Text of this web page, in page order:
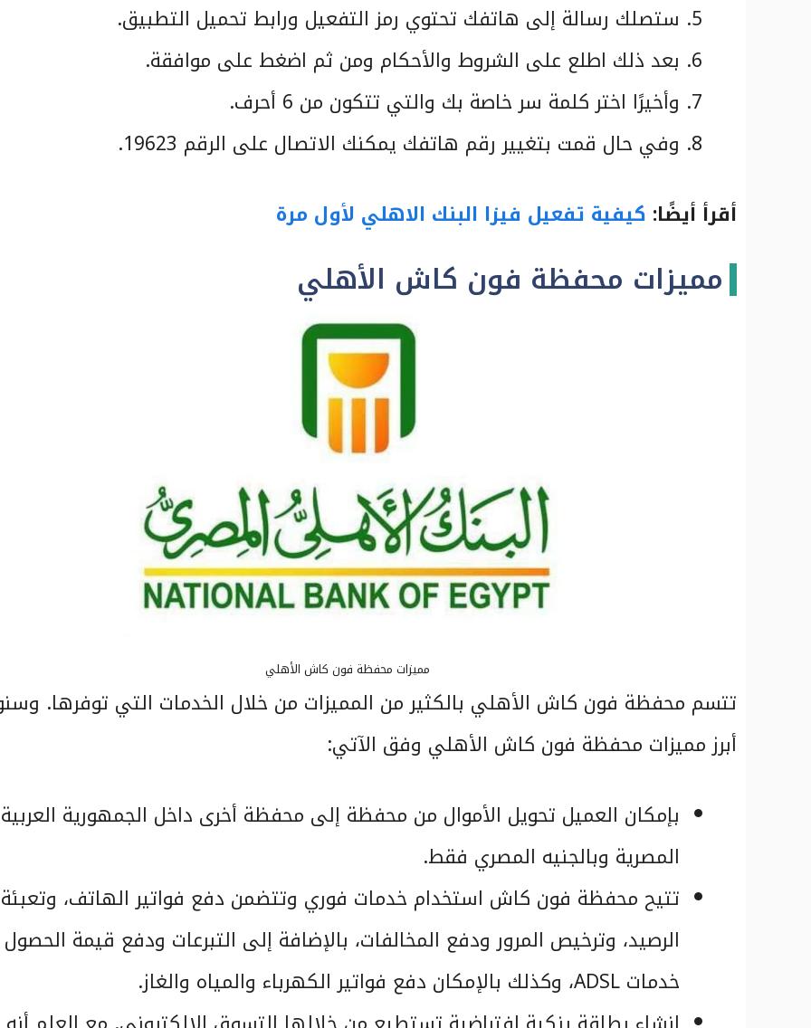
ستصلك رسالة إلى هاتفك تحتوي رمز التفعيل ورابط تحميل التطبيق.
بعد ذلك اطلع على الشروط والأحكام ومن ثم اضغط على موافقة.
وأخيرًا اختر كلمة سر خاصة بك والتي تتكون من 6 أحرف.
وفي حال قمت بتغيير رقم هاتفك يمكنك الاتصال على الرقم 19623.
أقرأ أيضًا: كيفية تفعيل فيزا البنك الاهلي لأول مرة
مميزات محفظة فون كاش الأهلي
مميزات محفظة فون كاش الأهلي
تتسم محفظة فون كاش الأهلي بالكثير من المميزات من خلال الخدمات التي توفرها.
أبرز مميزات محفظة فون كاش الأهلي وفق الآتي:
بإمكان العميل تحويل الأموال من محفظة إلى محفظة أخرى داخل الجمهورية العربية
المصرية وبالجنيه المصري فقط.
تتيح محفظة فون كاش استخدام خدمات فوري وتتضمن دفع فواتير الهاتف، وتعبئة
الرصيد، وترخيص المرور ودفع المخالفات، بالإضافة إلى التبرعات ودفع قيمة
خدمات ADSL، وكذلك بالإمكان دفع فواتير الكهرباء والمياه والغاز.